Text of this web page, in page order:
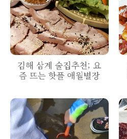
김해 삼계 술집추천; 요
즘 뜨는 핫플 애월별장